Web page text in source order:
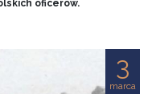
oficerów.
3
marca